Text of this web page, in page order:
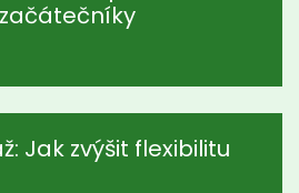
Jak zvýšit flexibilitu